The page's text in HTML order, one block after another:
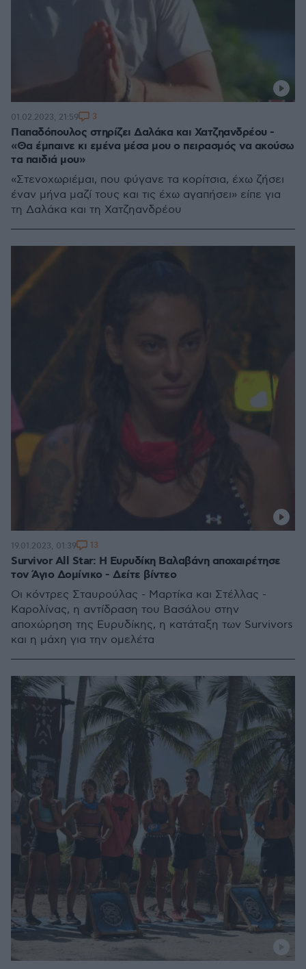
Παπαδόπουλος στηρίζει Δαλάκα και Χατζηανδρέου -
«Θα έμπαινε κι εμένα μέσα μου ο πειρασμός να ακούσω
τα παιδιά μου»
«Στενοχωριέμαι, που φύγανε τα κορίτσια, έχω ζήσει
έναν μήνα μαζί τους και τις έχω αγαπήσει» είπε για
τη Δαλάκα και τη Χατζηανδρέου
01.02.2023, 21:59 3
Survivor All Star: Η Ευρυδίκη Βαλαβάνη αποχαιρέτησε
τον Άγιο Δομίνικο - Δείτε βίντεο
Οι κόντρες Σταυρούλας - Μαρτίκα και Στέλλας -
Καρολίνας, η αντίδραση του Βασάλου στην
αποχώρηση της Ευρυδίκης, η κατάταξη των Survivors
και η μάχη για την ομελέτα
19.01.2023, 01:39 13